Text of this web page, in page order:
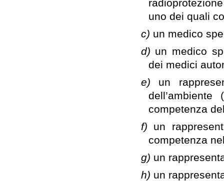
uno dei quali
c) un medico
d) un medico
dei medici
e) un
competenza
f) un
competenza
g) un
h) un